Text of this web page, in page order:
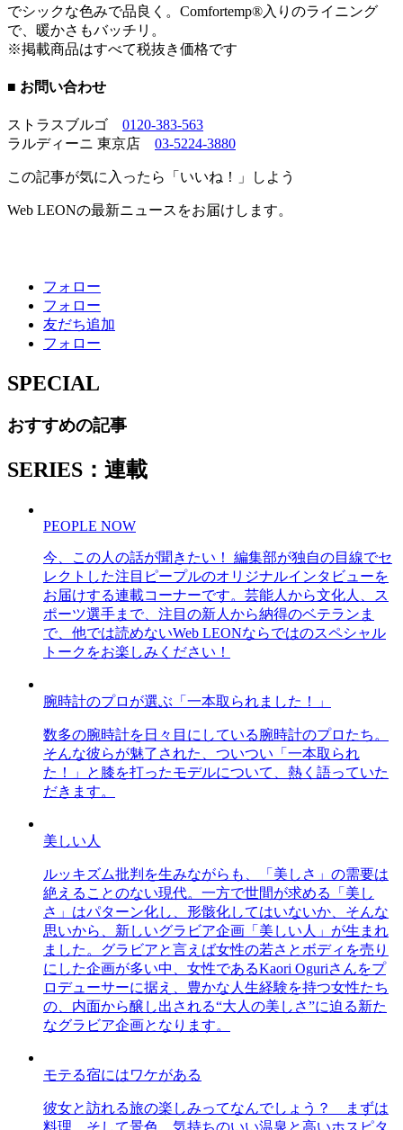
でシックな色みで品良く。Comfortemp®入りのライニング
で、暖かさもバッチリ。
※掲載商品はすべて税抜き価格です
■ お問い合わせ
ストラスブルゴ 0120-383-563
ラルディーニ 東京店 03-5224-3880
この記事が気に入ったら「いいね！」しよう
Web LEONの最新ニュースをお届けします。
フォロー
フォロー
友だち追加
フォロー
SPECIAL
おすすめの記事
SERIES：連載
PEOPLE NOW
今、この人の話が聞きたい！ 編集部が独自の目線でセ
レクトした注目ピープルのオリジナルインタビューを
お届けする連載コーナーです。芸能人から文化人、ス
ポーツ選手まで、注目の新人から納得のベテランま
で、他では読めないWeb LEONならではのスペシャル
トークをお楽しみください！
腕時計のプロが選ぶ「一本取られました！」
数多の腕時計を日々目にしている腕時計のプロたち。
そんな彼らが魅了された、ついつい「一本取られ
た！」と膝を打ったモデルについて、熱く語っていた
だきます。
美しい人
ルッキズム批判を生みながらも、「美しさ」の需要は
絶えることのない現代。一方で世間が求める「美し
さ」はパターン化し、形骸化してはいないか、そんな
思いから、新しいグラビア企画「美しい人」が生まれ
ました。グラビアと言えば女性の若さとボディを売り
にした企画が多い中、女性であるKaori Oguriさんをプ
ロデューサーに据え、豊かな人生経験を持つ女性たち
の、内面から醸し出される“大人の美しさ”に迫る新た
なグラビア企画となります。
モテる宿にはワケがある
彼女と訪れる旅の楽しみってなんでしょう？ まずは
料理、そして景色。気持ちのいい温泉と高いホスピタ